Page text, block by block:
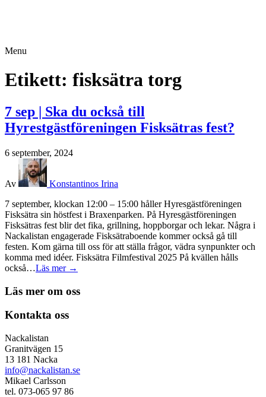
Menu
Etikett: fisksätra torg
7 sep | Ska du också till
Hyrestgästföreningen Fisksätras fest?
6 september, 2024
Av
Konstantinos Irina
7 september, klockan 12:00 – 15:00 håller Hyresgästföreningen
Fisksätra sin höstfest i Braxenparken. På Hyresgästföreningen
Fisksätras fest blir det fika, grillning, hoppborgar och lekar. Några i
Nackalistan engagerade Fisksätraboende kommer också gå till
festen. Kom gärna till oss för att ställa frågor, vädra synpunkter och
komma med idéer. Fisksätra Filmfestival 2025 På kvällen hålls
också…Läs mer →
Läs mer om oss
Kontakta oss
Nackalistan
Granitvägen 15
13 181 Nacka
info@nackalistan.se
Mikael Carlsson
tel. 073-065 97 86